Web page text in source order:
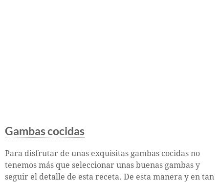
Gambas cocidas
Para disfrutar de unas exquisitas gambas cocidas no
tenemos más que seleccionar unas buenas gambas y
seguir el detalle de esta receta. De esta manera y en tan